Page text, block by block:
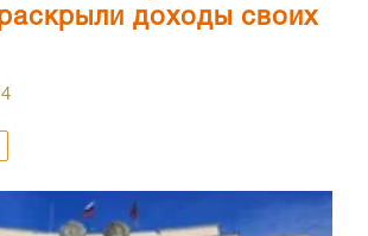
доходы своих